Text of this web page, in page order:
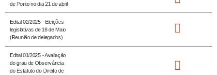
de Ponto no dia 21 de abril
Edital 02/2025 - Eleições
legislativas de 18 de Maio
(Reunião de delegados)
Edital 01/2025 - Avaliação
do grau de Observância
do Estatuto do Direito de